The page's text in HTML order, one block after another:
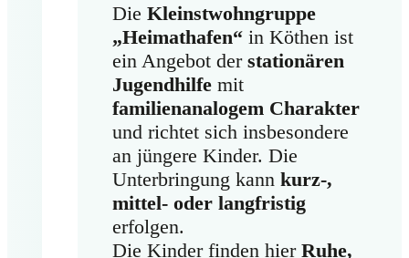
DieKleinstwohngruppe
„Heimathafen“ in Köthen ist
ein Angebot derstationären
Jugendhilfe mit
familienanalogem Charakter
und richtet sich insbesondere
an jüngere Kinder. Die
Unterbringung kannkurz-,
mittel- oder langfristig
erfolgen.
Die Kinder finden hierRuhe,